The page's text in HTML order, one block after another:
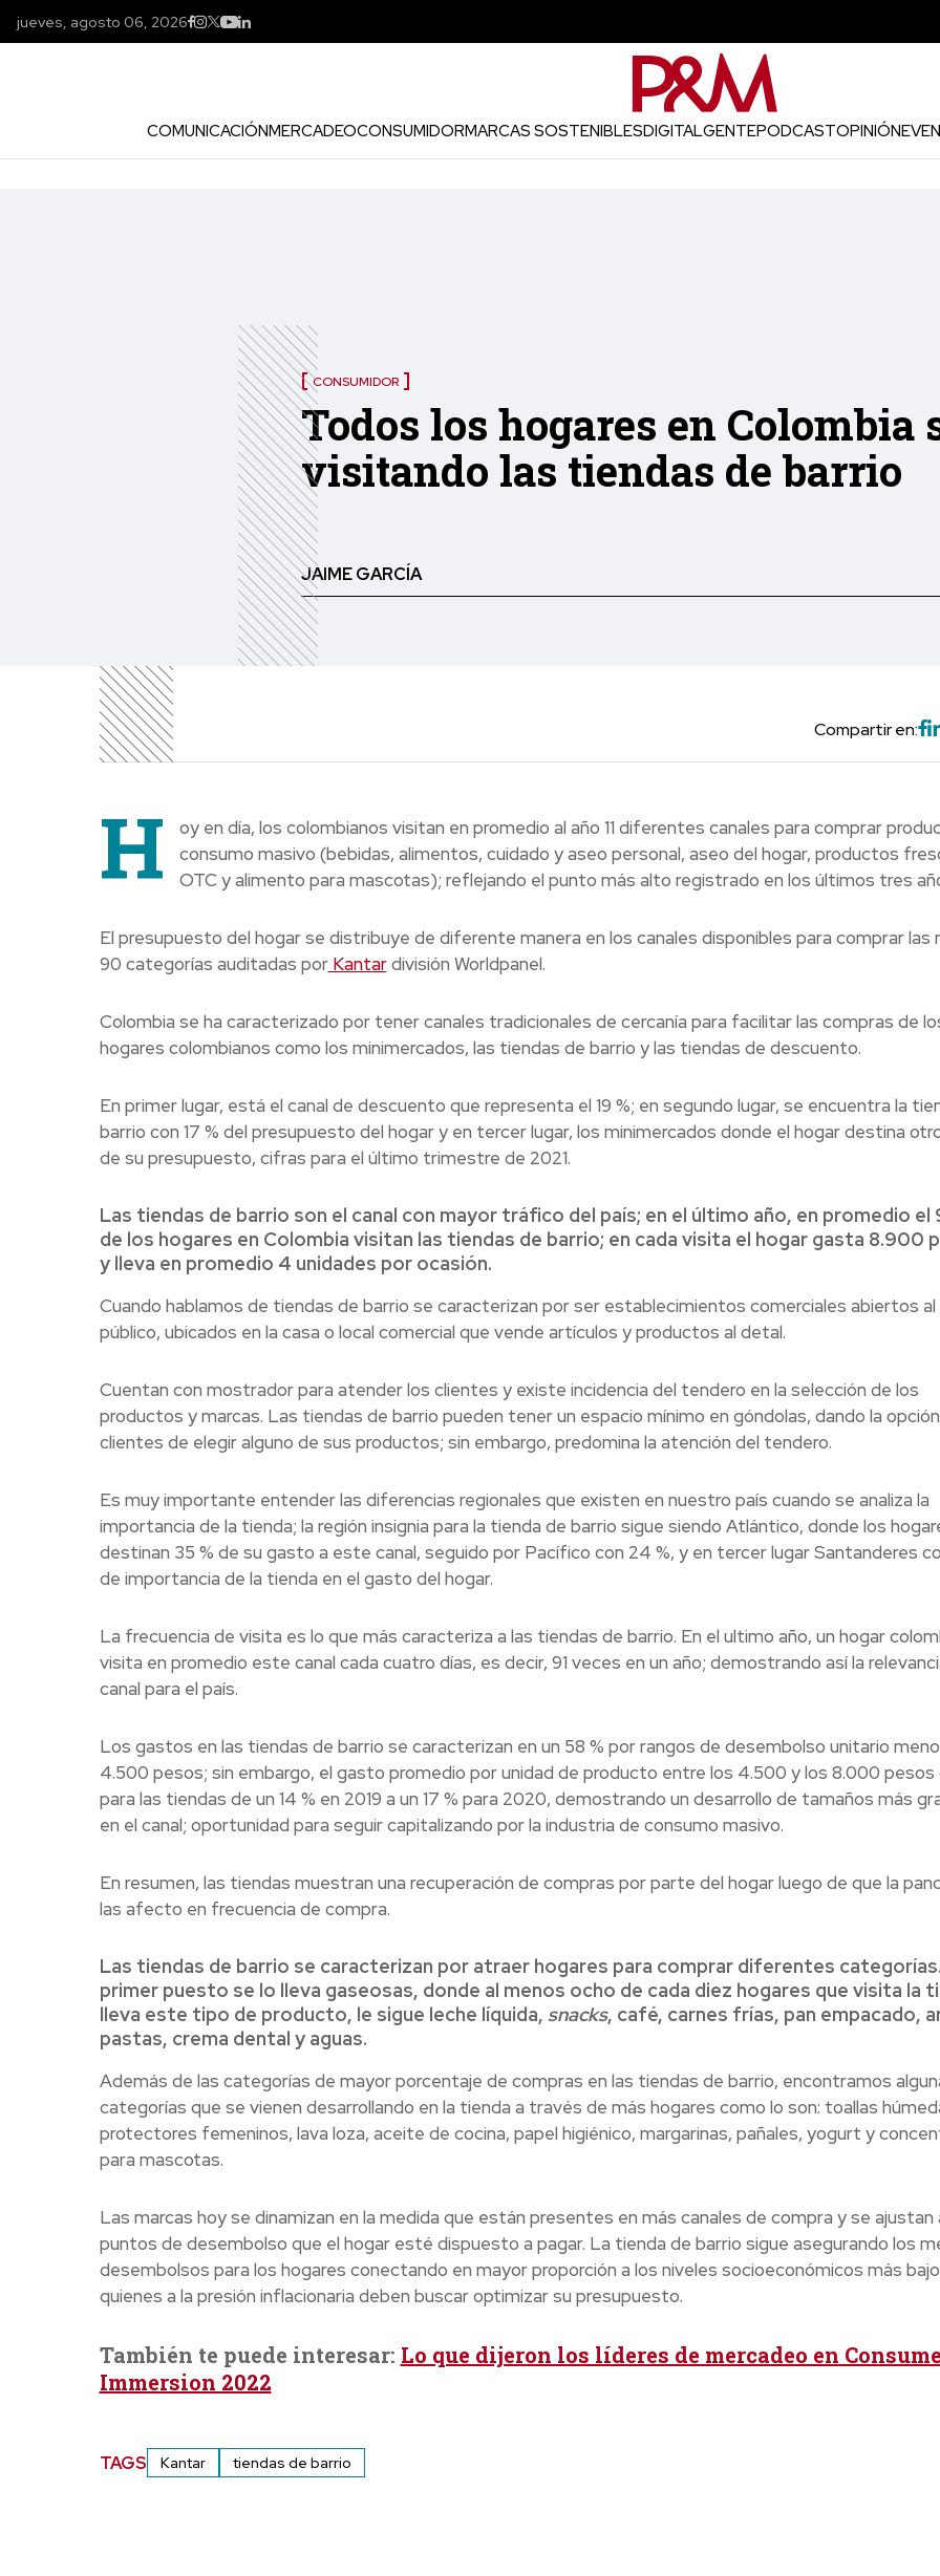
jueves, agosto 06, 2026
COMUNICACIÓNMERCADEOCONSUMIDORMARCAS SOSTENIBLESDIGITALGENTEPODCASTOPINIÓN
CONSUMIDOR
Todos los hogares en Colombia
visitando las tiendas de barrio
JAIME GARCÍA
Compartir en:
H
oy en día, los colombianos visitan en promedio al año 11 diferentes canales para comprar
consumo masivo (bebidas, alimentos, cuidado y aseo personal, aseo del hogar, productos
OTC y alimento para mascotas); reflejando el punto más alto registrado en los últimos tres
El presupuesto del hogar se distribuye de diferente manera en los canales disponibles para comprar las
90 categorías auditadas porKantardivisión Worldpanel.
Colombia se ha caracterizado por tener canales tradicionales de cercanía para facilitar las compras de
hogares colombianos como los minimercados, las tiendas de barrio y las tiendas de descuento.
En primer lugar, está el canal de descuento que representa el 19 %; en segundo lugar, se encuentra la
barrio con 17 % del presupuesto del hogar y en tercer lugar, los minimercados donde el hogar destina
de su presupuesto, cifras para el último trimestre de 2021.
Las tiendas de barrio son el canal con mayor tráfico del país; en el último año, en promedio el
de los hogares en Colombia visitan las tiendas de barrio; en cada visita el hogar gasta 8.900
y lleva en promedio 4 unidades por ocasión.
Cuando hablamos de tiendas de barrio se caracterizan por ser establecimientos comerciales abiertos al
público, ubicados en la casa o local comercial que vende artículos y productos al detal.
Cuentan con mostrador para atender los clientes y existe incidencia del tendero en la selección de los
productos y marcas. Las tiendas de barrio pueden tener un espacio mínimo en góndolas, dando la
clientes de elegir alguno de sus productos; sin embargo, predomina la atención del tendero.
Es muy importante entender las diferencias regionales que existen en nuestro país cuando se analiza la
importancia de la tienda; la región insignia para la tienda de barrio sigue siendo Atlántico, donde los
destinan 35 % de su gasto a este canal, seguido por Pacífico con 24 %, y en tercer lugar Santanderes
de importancia de la tienda en el gasto del hogar.
La frecuencia de visita es lo que más caracteriza a las tiendas de barrio. En el ultimo año, un hogar
visita en promedio este canal cada cuatro días, es decir, 91 veces en un año; demostrando así la
canal para el país.
Los gastos en las tiendas de barrio se caracterizan en un 58 % por rangos de desembolso unitario
4.500 pesos; sin embargo, el gasto promedio por unidad de producto entre los 4.500 y los 8.000 pesos
para las tiendas de un 14 % en 2019 a un 17 % para 2020, demostrando un desarrollo de tamaños más
en el canal; oportunidad para seguir capitalizando por la industria de consumo masivo.
En resumen, las tiendas muestran una recuperación de compras por parte del hogar luego de que la
las afecto en frecuencia de compra.
Las tiendas de barrio se caracterizan por atraer hogares para comprar diferentes
primer puesto se lo lleva gaseosas, donde al menos ocho de cada diez hogares que visita la
lleva este tipo de producto, le sigue leche líquida, snacks, café, carnes frías, pan empacado,
pastas, crema dental y aguas.
Además de las categorías de mayor porcentaje de compras en las tiendas de barrio, encontramos
categorías que se vienen desarrollando en la tienda a través de más hogares como lo son: toallas
protectores femeninos, lava loza, aceite de cocina, papel higiénico, margarinas, pañales, yogurt y
para mascotas.
Las marcas hoy se dinamizan en la medida que están presentes en más canales de compra y se ajustan
puntos de desembolso que el hogar esté dispuesto a pagar. La tienda de barrio sigue asegurando los
desembolsos para los hogares conectando en mayor proporción a los niveles socioeconómicos más
quienes a la presión inflacionaria deben buscar optimizar su presupuesto.
También te puede interesar: Lo que dijeron los líderes de mercadeo en
Immersion 2022
TAGS Kantar tiendas de barrio